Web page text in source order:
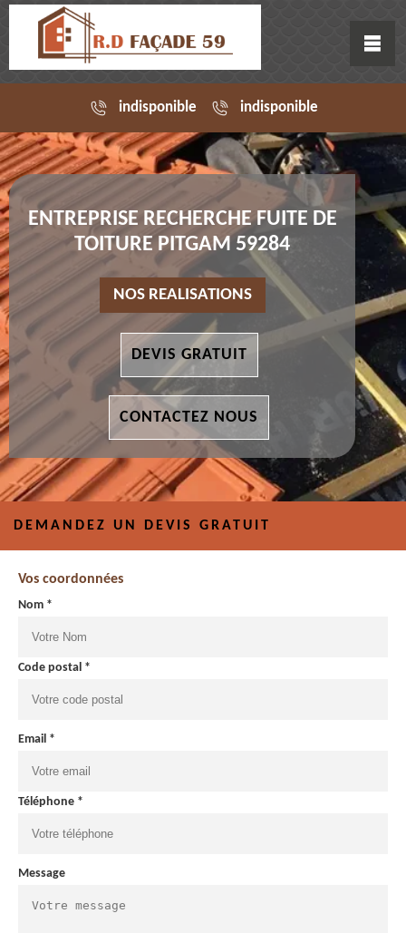
indisponible indisponible
ENTREPRISE RECHERCHE FUITE DE
TOITURE PITGAM 59284
NOS REALISATIONS
DEVIS GRATUIT
CONTACTEZ NOUS
DEMANDEZ UN DEVIS GRATUIT
Vos coordonnées
Nom *
Code postal *
Email *
Téléphone *
Message